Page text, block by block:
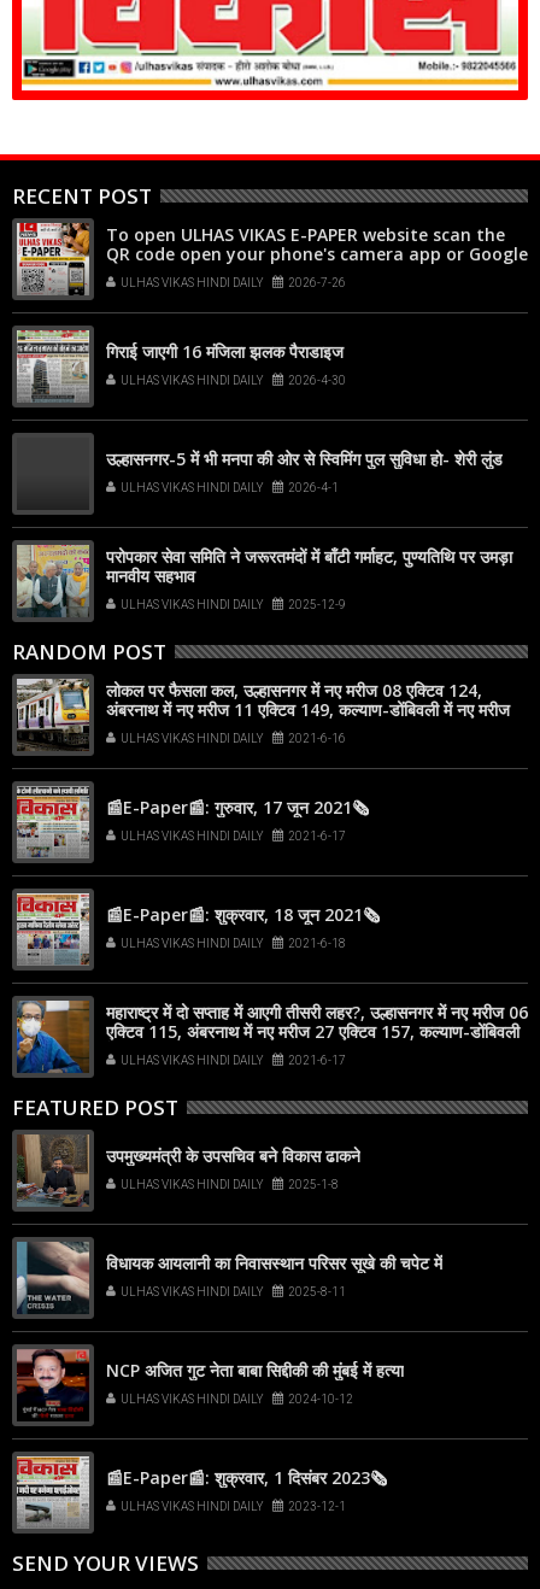
RECENT POST
To open ULHAS VIKAS E-PAPER website scan the
QR code open your phone's camera app or Google
Lens, point it at the code, and tap the web link
popup that appears on your screen
ULHAS VIKAS HINDI DAILY 2026-7-26
गिराई जाएगी 16 मंजिला झलक पैराडाइज
ULHAS VIKAS HINDI DAILY 2026-4-30
उल्हासनगर-5 में भी मनपा की ओर से स्विमिंग पुल सुविधा हो- शेरी लुंड
ULHAS VIKAS HINDI DAILY 2026-4-1
परोपकार सेवा समिति ने जरूरतमंदों में बाँटी गर्माहट, पुण्यतिथि पर उमड़ा
मानवीय सहभाव
ULHAS VIKAS HINDI DAILY 2025-12-9
RANDOM POST
लोकल पर फैसला कल, उल्हासनगर में नए मरीज 08 एक्टिव 124,
अंबरनाथ में नए मरीज 11 एक्टिव 149, कल्याण-डोंबिवली में नए मरीज
133ULHAS VIKAS HINDI DAILY 2021-6-16
📰E-Paper📰: गुरुवार, 17 जून 2021🗞
ULHAS VIKAS HINDI DAILY 2021-6-17
📰E-Paper📰: शुक्रवार, 18 जून 2021🗞
ULHAS VIKAS HINDI DAILY 2021-6-18
महाराष्ट्र में दो सप्ताह में आएगी तीसरी लहर?, उल्हासनगर में नए मरीज 06
एक्टिव 115, अंबरनाथ में नए मरीज 27 एक्टिव 157, कल्याण-डोंबिवली
में नए मरीज 89
ULHAS VIKAS HINDI DAILY 2021-6-17
FEATURED POST
उपमुख्यमंत्री के उपसचिव बने विकास ढाकने
ULHAS VIKAS HINDI DAILY 2025-1-8
विधायक आयलानी का निवासस्थान परिसर सूखे की चपेट में
ULHAS VIKAS HINDI DAILY 2025-8-11
NCP अजित गुट नेता बाबा सिद्दीकी की मुंबई में हत्या
ULHAS VIKAS HINDI DAILY 2024-10-12
📰E-Paper📰: शुक्रवार, 1 दिसंबर 2023🗞
ULHAS VIKAS HINDI DAILY 2023-12-1
SEND YOUR VIEWS